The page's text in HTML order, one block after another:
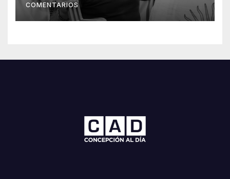
COMENTARIOS